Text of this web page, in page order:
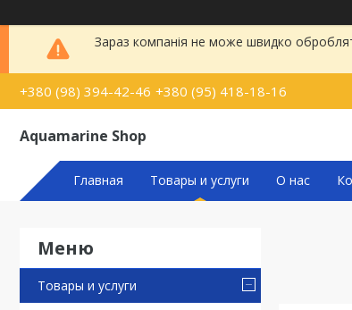
Зараз компанія не може швидко
+380 (98) 394-42-46 +380 (95) 418-18-16
Aquamarine Shop
Главная Товары и услуги О нас
Товары и услуги